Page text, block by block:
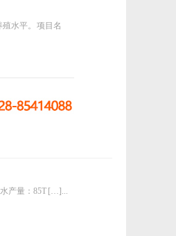
水平。 项目名
产量：85T […]...